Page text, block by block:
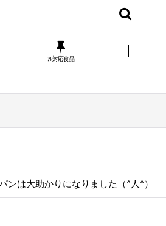
ｱﾚ対応食品
は大助かりになりました（^人^）